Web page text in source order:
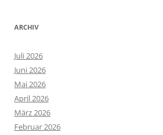
ARCHIV
Juli 2026
Juni 2026
Mai 2026
April 2026
März 2026
Februar 2026